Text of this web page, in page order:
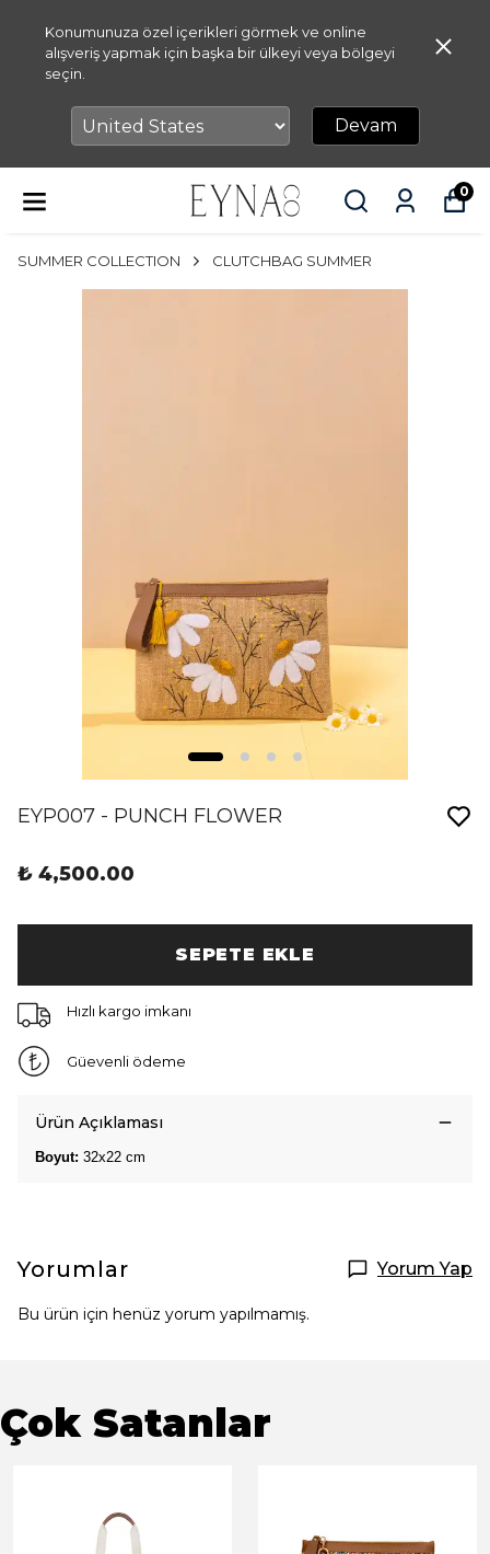
Konumunuza özel içerikleri görmek ve online
alışveriş yapmak için başka bir ülkeyi veya bölgeyi
seçin.
Devam
0
SUMMER COLLECTION CLUTCHBAG SUMMER
EYP007 - PUNCH FLOWER
₺ 4,500.00
SEPETE EKLE
Hızlı kargo imkanı
Güevenli ödeme
Ürün Açıklaması
Boyut: 32x22 cm
Yorumlar Yorum Yap
Bu ürün için henüz yorum yapılmamış.
Çok Satanlar